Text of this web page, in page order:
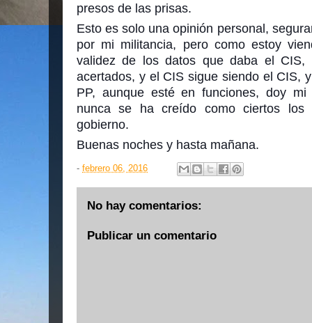
presos de las prisas.
Esto es solo una opinión personal,
por mi militancia, pero como estoy
validez de los datos que daba el CIS,
acertados, y el CIS sigue siendo el CIS,
PP, aunque esté en funciones, doy
nunca se ha creído como ciertos los
gobierno.
Buenas noches y hasta mañana.
- febrero 06, 2016
No hay comentarios:
Publicar un comentario